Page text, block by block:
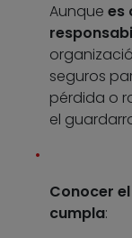
Aunque es
seguros
pérdida o
el
Conocer
cumpla: